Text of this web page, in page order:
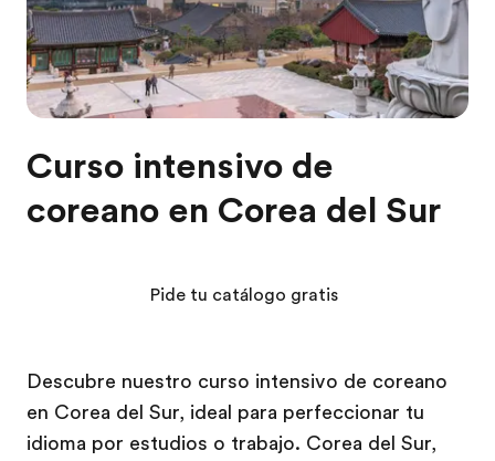
Únete al equipo
Curso intensivo de
coreano en Corea del Sur
Descubre nuestro curso intensivo de coreano
en Corea del Sur, ideal para perfeccionar tu
idioma por estudios o trabajo. Corea del Sur,
Pide tu catálogo gratis